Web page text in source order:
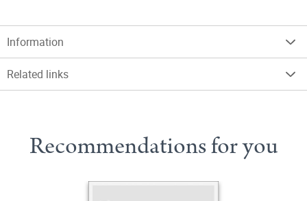
Information
Related links
Recommendations for you